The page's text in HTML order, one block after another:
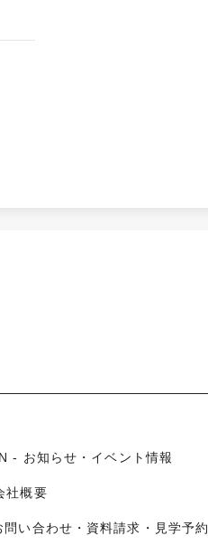
- お知らせ・イベント情報
社概要
い合わせ・資料請求・見学予約